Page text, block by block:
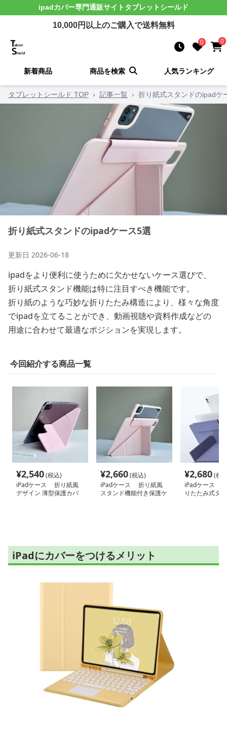
ipadカバー専門通販サイト タブレットシールド
10,000円以上のご購入で送料無料
0 0
新着商品 商品を検索 人気ランキング
タブレットシールド TOP › 記事一覧 › 折り紙式スタンドのipadケ
折り紙式スタンドのipadケース5選
更新日 2026-06-18
ipadをより便利に使うために欠かせないケース選びで、
折り紙式スタンド機能は特に注目すべき機能です。
折り紙のような巧妙な折りたたみ構造により、様々な角度
でipadを立てることができ、動画視聴や資料作成などの
用途に合わせて最適なポジションを実現します。
今回紹介する商品一覧
¥2,540(税込)
iPadケース 折り紙風
デザイン 薄型保護カバ
¥2,660(税込)
iPadケース 折り紙風
スタンド機能付き保護ケ
¥2,680(税
iPadケース
りたたみ式タ
iPadにカバーをつけるメリット